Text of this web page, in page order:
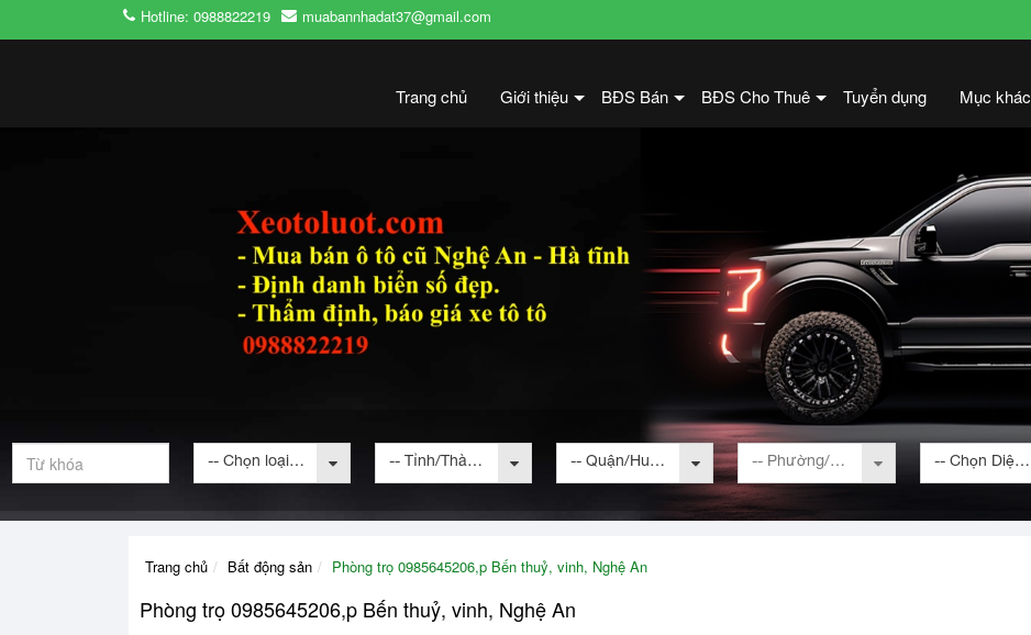
Hotline: 0988822219 muabannhadat37@gmail.com
Trang chủ Giới thiệu BĐS Bán BĐS Cho Thuê Tuyển dụng Mục khác
-- Chọn loại bất động sản -- -- Tỉnh/Thành phố -- -- Quận/Huyện -- -- Phường/Xã -- -- Chọn Diện tích --
Trang chủ Bất động sản Phòng trọ 0985645206,p Bến thuỷ, vinh, Nghệ An
Phòng trọ 0985645206,p Bến thuỷ, vinh, Nghệ An